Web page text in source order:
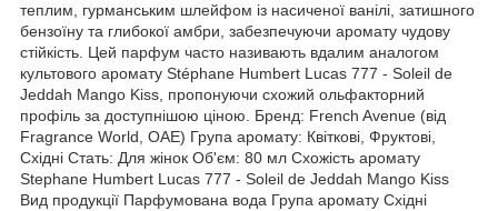
теплим, гурманським шлейфом із насиченої ванілі, затишного
бензоїну та глибокої амбри, забезпечуючи аромату чудову
стійкість. Цей парфум часто називають вдалим аналогом
культового аромату Stéphane Humbert Lucas 777 - Soleil de
Jeddah Mango Kiss, пропонуючи схожий ольфакторний
профіль за доступнішою ціною. Бренд: French Avenue (від
Fragrance World, ОАЕ) Група аромату: Квіткові, Фруктові,
Східні Стать: Для жінок Об'єм: 80 мл Схожість аромату
Stephane Humbert Lucas 777 - Soleil de Jeddah Mango Kiss
Вид продукції Парфумована вода Група аромату Східні